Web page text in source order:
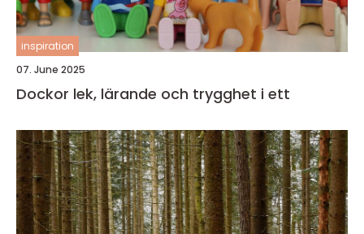
inspiration
07. June 2025
Dockor lek, lärande och trygghet i ett